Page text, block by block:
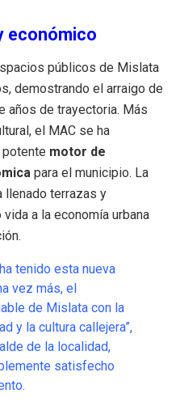
económico
públicos de Mislata
demostrando el arraigo de
años de trayectoria. Más
el MAC se ha
motor de
para el municipio. La
llenado terrazas y
a la economía urbana
tenido esta nueva
vez más, el
de Mislata con la
y la cultura callejera”,
de la localidad,
satisfecho